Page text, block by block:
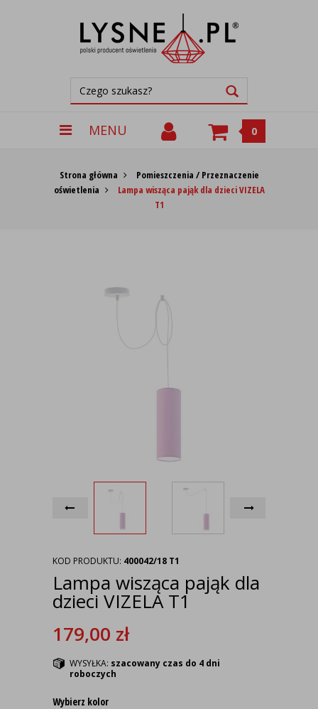
MENU 0
Strona główna
Pomieszczenia / Przeznaczenie
oświetlenia
Lampa wisząca pająk dla dzieci VIZELA
T1
KOD PRODUKTU: 400042/18 T1
Lampa wisząca pająk dla
dzieci VIZELA T1
179,00 zł
WYSYŁKA: szacowany czas do 4 dni
roboczych
Wybierz kolor